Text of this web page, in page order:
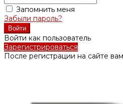
Запомнить меня
Забыли пароль?
Войти как пользователь
Зарегистрироваться
После регистрации на сайте